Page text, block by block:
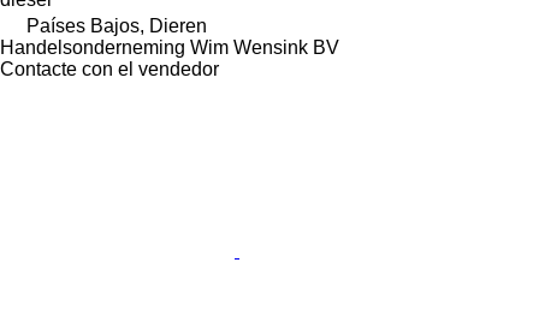
Países Bajos, Dieren
Handelsonderneming Wim Wensink BV
Contacte con el vendedor